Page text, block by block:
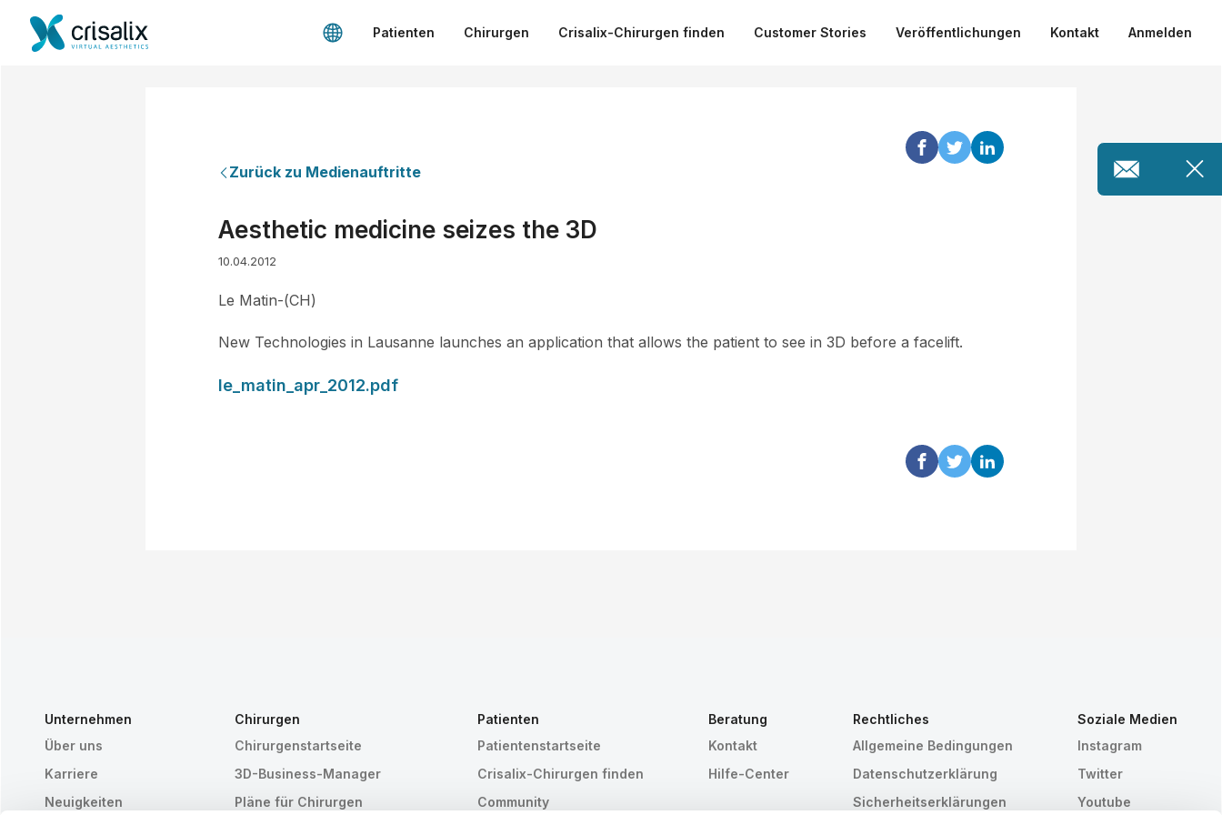
Patienten Chirurgen Crisalix-Chirurgen finden Customer Stories Veröffentlichungen Kontakt Anmelden
Zurück zu Medienauftritte
Aesthetic medicine seizes the 3D
10.04.2012
Le Matin-(CH)
New Technologies in Lausanne launches an application that allows the patient to see in 3D before a facelift.
le_matin_apr_2012.pdf
Unternehmen
Über uns
Karriere
Neuigkeiten
Chirurgen
Chirurgenstartseite
3D-Business-Manager
Pläne für Chirurgen
Patienten
Patientenstartseite
Crisalix-Chirurgen finden
Community
Beratung
Kontakt
Hilfe-Center
Rechtliches
Allgemeine Bedingungen
Datenschutzerklärung
Sicherheitserklärungen
Soziale Medien
Instagram
Twitter
Youtube